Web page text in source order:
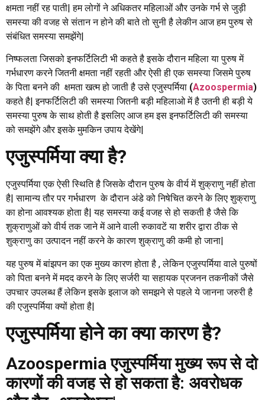
क्षमतानहीं रह पाती| हम लोगों ने अधिकतर महिलाओं और उनके गर्भ से जुड़ी
समस्या की वजह से संतान न होने की बाते तो सुनी है लेकीन आज हम पुरुष से
संबंधित समस्या समझेंगे|
निष्फलता जिसको इनफर्टिलिटी भी कहते है इसके दौरान महिला या पुरुष में
गर्भधारण करने जितनी क्षमतानहीं रहती और ऐसी ही एक समस्या जिसमे पुरुष
के पिता बनने की क्षमताखत्म हो जाती है उसे एजुस्पर्मिया (Azoospermia)
कहते है| इनफर्टिलिटी की समस्या जितनी बड़ी महिलाओ में है उतनी ही बड़ी ये
समस्या पुरुष के साथ होती है इसलिए आज हम इस इनफर्टिलिटी की समस्या
को समझेंगे और इसके मुमकिन उपाय देखेंगे|
एजुस्पर्मिया क्या है?
एजुस्पर्मिया एक ऐसी स्थिति है जिसके दौरान पुरुष के वीर्य में शुक्राणु नहीं होता
है| सामान्य तौर पर गर्भधारण के दौरान अंडे को निषेचित करने के लिए शुक्राणु
का होना आवश्यक होता है| यह समस्या कई वजह से हो सकती है जैसे कि
शुक्राणुओं को वीर्य तक जाने में आने वाली रुकावटें या शरीर द्वारा ठीक से
शुक्राणु का उत्पादन नहीं करने के कारण शुक्राणु की कमी हो जाना|
यह पुरुष में बांझपन का एक मुख्य कारण होता है , लेकिन एजुस्पर्मिया वाले पुरुषों
को पिता बनने में मदद करने के लिए सर्जरी या सहायक प्रजनन तकनीकों जैसे
उपचार उपलब्ध हैं लेकिन इसके इलाज को समझने से पहले ये जानना जरुरी है
की एजुस्पर्मिया क्यों होता है|
एजुस्पर्मिया होने का क्या कारण है?
Azoospermia एजुस्पर्मिया मुख्य रूप से दो
कारणों की वजह से हो सकता है: अवरोधक